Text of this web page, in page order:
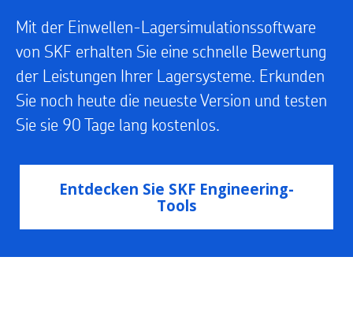
Mit der Einwellen-Lagersimulationssoftware
von SKF erhalten Sie eine schnelle Bewertung
der Leistungen Ihrer Lagersysteme. Erkunden
Sie noch heute die neueste Version und testen
Sie sie 90 Tage lang kostenlos.
Entdecken Sie SKF Engineering-
Tools